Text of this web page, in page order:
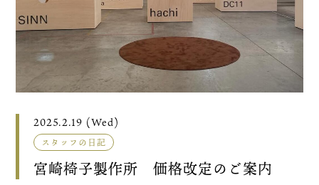
2025.2.19 (Wed)
スタッフの日記
宮崎椅子製作所 価格改定のご案内